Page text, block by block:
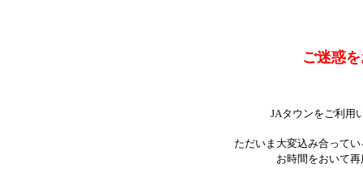
ご迷惑
JAタウンをご利用
ただいま大変込み合って
お時間をおいて